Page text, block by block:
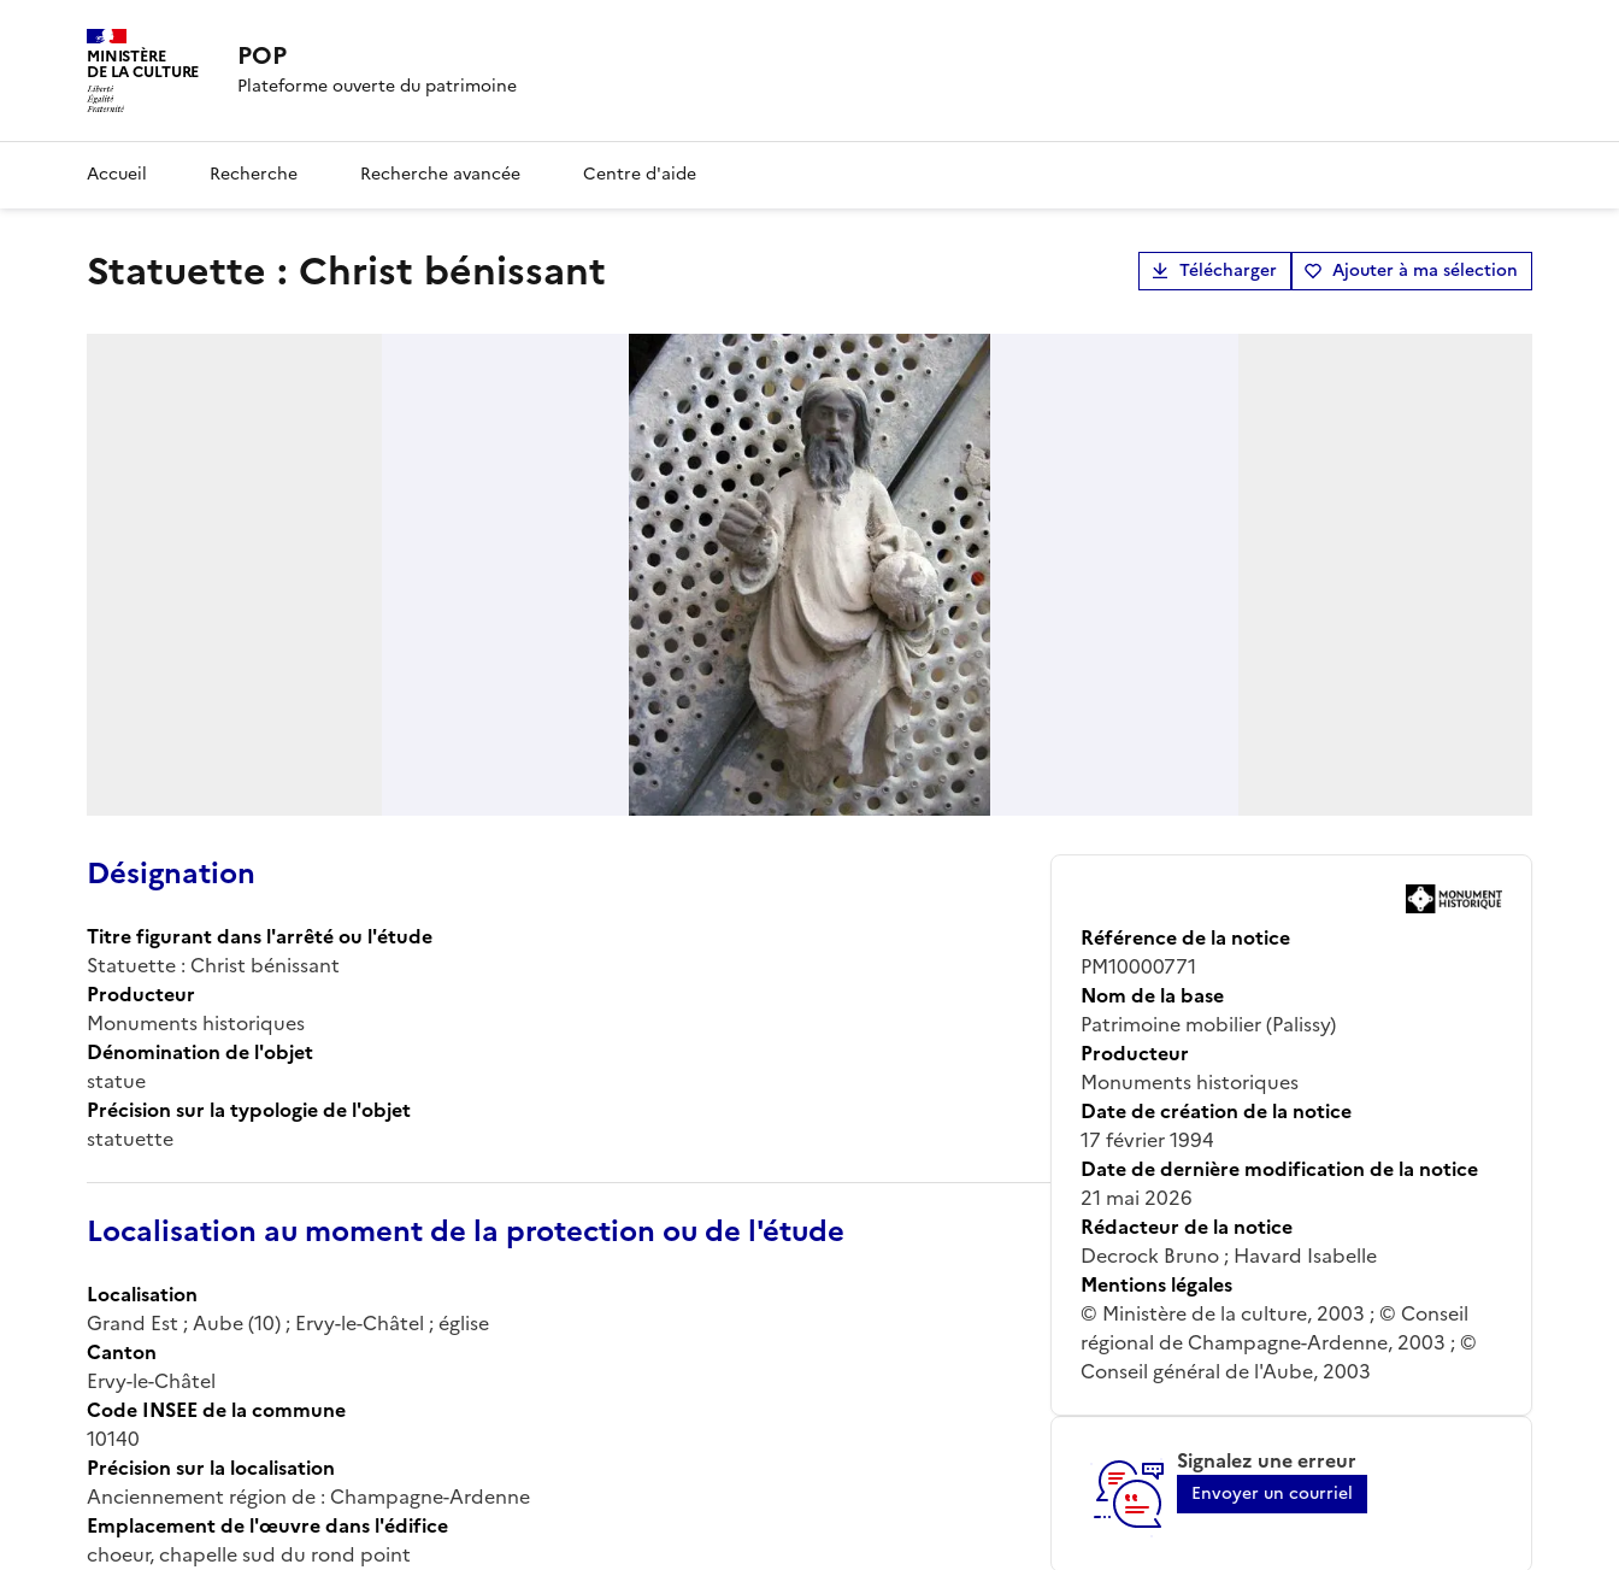
MINISTÈRE
DE LA CULTURE POP
Plateforme ouverte du patrimoine
Accueil Recherche Recherche avancée Centre d'aide
Statuette : Christ bénissant Télécharger Ajouter à ma sélection
Désignation
Titre figurant dans l'arrêté ou l'étude
Statuette : Christ bénissant
Producteur
Monuments historiques
Dénomination de l'objet
statue
Précision sur la typologie de l'objet
statuette
Localisation au moment de la protection ou de l'étude
Localisation
Grand Est ; Aube (10) ; Ervy-le-Châtel ; église
Canton
Ervy-le-Châtel
Code INSEE de la commune
10140
Précision sur la localisation
Anciennement région de : Champagne-Ardenne
Emplacement de l'œuvre dans l'édifice
choeur, chapelle sud du rond point
Référence de la notice
PM10000771
Nom de la base
Patrimoine mobilier (Palissy)
Producteur
Monuments historiques
Date de création de la notice
17 février 1994
Date de dernière modification de la notice
21 mai 2026
Rédacteur de la notice
Decrock Bruno ; Havard Isabelle
Mentions légales
© Ministère de la culture, 2003 ; © Conseil
régional de Champagne-Ardenne, 2003 ; ©
Conseil général de l'Aube, 2003
Signalez une erreur
Envoyer un courriel